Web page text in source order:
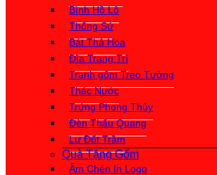
Bình Hồ Lô
Thống Sứ
Bát Thả Hoa
Đĩa Trang Trí
Tranh gốm Treo Tường
Thác Nước
Trứng Phong Thủy
Đèn Thấu Quang
Lư Đốt Trầm
Quà Tặng Gốm
Ấm Chén In Logo